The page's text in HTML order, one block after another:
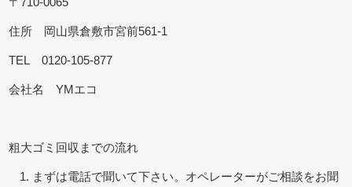
住所 岡山県倉敷市宮前561-1
TEL 0120-105-877
会社名 YMエコ
粗大ゴミ回収までの流れ
まずは電話で聞いて下さい。オペレーターがご相談をお聞